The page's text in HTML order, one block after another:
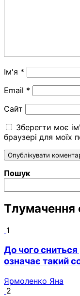
Ім'я *
Email *
Сайт
Зберегти моє
браузері для моїх
Пошук
Тлумачення
1
До чого сниться
означає такий
Ярмоленко Яна
2